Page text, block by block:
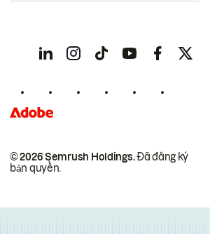
© 2026 Semrush Holdings.Đã đăng ký
bản quyền.